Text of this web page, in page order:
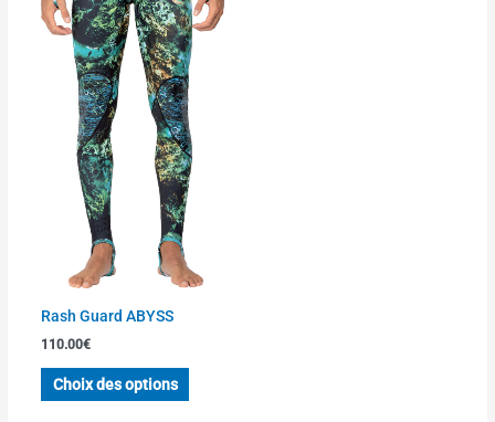
Rash Guard ABYSS
110.00€
Choix des options
produit